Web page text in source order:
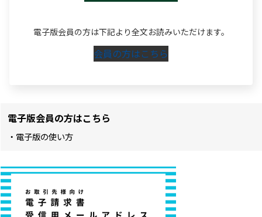
電子版会員の方は下記より全文お読みいただけます。
会員の方はこちら
電子版会員の方はこちら
・電子版の使い方